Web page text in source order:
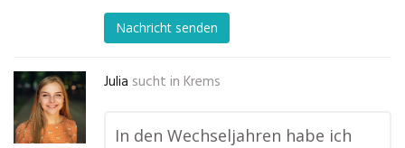
Nachricht senden
Julia sucht in Krems
In den Wechseljahren habe ich